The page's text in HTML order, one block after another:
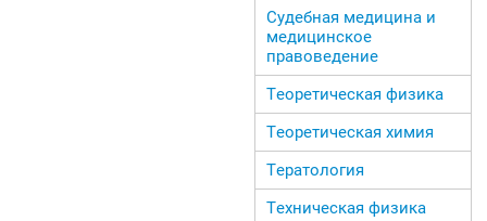
Судебная медицина и
медицинское
правоведение
Теоретическая физика
Теоретическая химия
Тератология
Техническая физика